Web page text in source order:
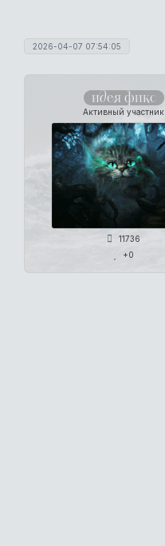
2026-04-07 07:54:05
идея фикс
Активный участник
11736
+0